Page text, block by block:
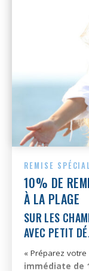
REMISE
10% DE
À LA PLAGE
SUR LES
AVEC PETIT
« Préparez
immédiate de